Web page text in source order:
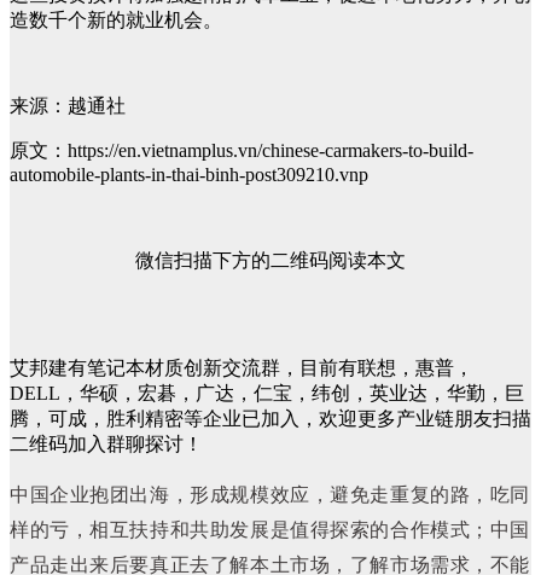
造数千个新的就业机会。
来源：越通社
原文：https://en.vietnamplus.vn/chinese-carmakers-to-build-
automobile-plants-in-thai-binh-post309210.vnp
微信扫描下方的二维码阅读本文
艾邦建有笔记本材质创新交流群，目前有联想，惠普，
DELL，华硕，宏碁，广达，仁宝，纬创，英业达，华勤，巨
腾，可成，胜利精密等企业已加入，欢迎更多产业链朋友扫描
二维码加入群聊探讨！
中国企业抱团出海，形成规模效应，避免走重复的路，吃同
样的亏，相互扶持和共助发展是值得探索的合作模式；中国
产品走出来后要真正去了解本土市场，了解市场需求，不能